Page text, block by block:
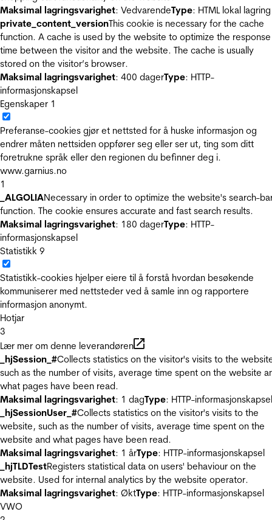
Maksimal lagringsvarighet: VedvarendeType: HTML lokal lagring
private_content_versionThis cookie is necessary for the cache
function. A cache is used by the website to optimize the response
time between the visitor and the website. The cache is usually
stored on the visitor’s browser.
Maksimal lagringsvarighet: 400 dagerType: HTTP-
informasjonskapsel
Egenskaper 1
Preferanse-cookies gjør et nettsted for å huske informasjon og
endrer måten nettsiden oppfører seg eller ser ut, ting som ditt
foretrukne språk eller den regionen du befinner deg i.
www.garnius.no
1
_ALGOLIANecessary in order to optimize the website's search-
function. The cookie ensures accurate and fast search results.
Maksimal lagringsvarighet: 180 dagerType: HTTP-
informasjonskapsel
Statistikk 9
Statistikk-cookies hjelper eiere til å forstå hvordan besøkende
kommuniserer med nettsteder ved å samle inn og rapportere
informasjon anonymt.
Hotjar
3
Lær mer om denne leverandøren
_hjSession_#Collects statistics on the visitor's visits to the
such as the number of visits, average time spent on the website
what pages have been read.
Maksimal lagringsvarighet: 1 dagType: HTTP-informasjonskapsel
_hjSessionUser_#Collects statistics on the visitor's visits to the
website, such as the number of visits, average time spent on the
website and what pages have been read.
Maksimal lagringsvarighet: 1 årType: HTTP-informasjonskapsel
_hjTLDTestRegisters statistical data on users' behaviour on the
website. Used for internal analytics by the website operator.
Maksimal lagringsvarighet: ØktType: HTTP-informasjonskapsel
VWO